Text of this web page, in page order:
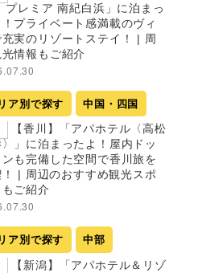
プレミア 南紀白浜」に泊まっ
！プライベート感満載のヴィ
充実のリゾートステイ！ | 周
情報もご紹介
ア別で探す 中国・四国
【香川】「アパホテル〈高松
〉」に泊まったよ！屋内ドッ
ンも完備した空間で香川旅を
| 周辺のおすすめ観光スポ
もご紹介
ア別で探す 中部
【新潟】「アパホテル＆リゾ